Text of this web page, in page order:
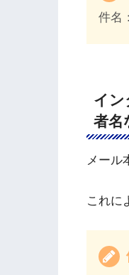
件名
イン
者名
メール
これに